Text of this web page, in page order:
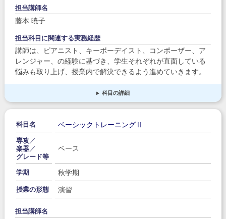
担当講師名
藤本 暁子
担当科目に関連する実務経歴
講師は、ピアニスト、キーボーデイスト、コンポーザー、ア
レンジャー、の経験に基づき、学生それぞれが直面している
悩みも取り上げ、授業内で解決できるよう進めていきます。
科目の詳細
科目名 ベーシックトレーニングⅡ
専攻／
楽器／
グレード等
ベース
学期 秋学期
授業の形態 演習
担当講師名